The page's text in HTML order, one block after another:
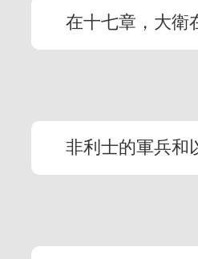
在十七章，大衛
非利士的軍兵和